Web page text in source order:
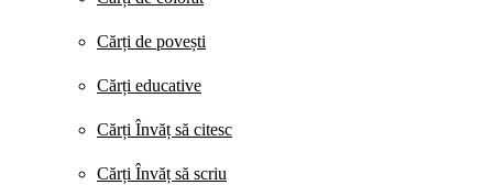
Cărți de povești
Cărți educative
Cărți Învăț să citesc
Cărți Învăț să scriu